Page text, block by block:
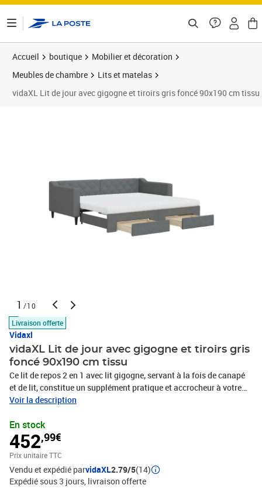
Accueil boutique
Mobilier et décoration
Meubles de chambre
Lits et matelas
vidaXL Lit de jour avec gigogne et tiroirs gris foncé 90x190 cm tissu
1 /10
Livraison offerte
Vidaxl
vidaXL Lit de jour avec gigogne et tiroirs gris
foncé 90x190 cm tissu
Ce lit de repos 2 en 1 avec lit gigogne, servant à la fois de canapé
et de lit, constitue un supplément pratique et accrocheur à votre
salon ou chambre à coucher. Lit de repos polyvalent : le canapé-lit
facilement en lit double la nuit en retirant le lit gigogne, offrant
une solution pratique pour accueillir des invités et maximiser
l'espace. Grand espace de rangement : ce lit d'appoint dispose de
deux tiroirs à roulettes qui offrent suffisamment d'espace pour
ranger vos vêtements, chaussettes, jouets, coussins, etc. Matelas
en mousse confortable : ce lit est fourni avec deux matelas en
Voir la description
En stock
452,99€
Prix unitaire TTC
Vendu et expédié parvidaXL2.79/5(14)
Expédié sous 3 jours livraison offerte